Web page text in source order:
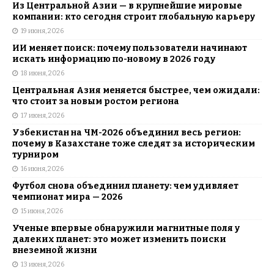
Из Центральной Азии — в крупнейшие мировые
компании: кто сегодня строит глобальную карьеру
19 июня, 2026
ИИ меняет поиск: почему пользователи начинают
искать информацию по-новому в 2026 году
18 июня, 2026
Центральная Азия меняется быстрее, чем ожидали:
что стоит за новым ростом региона
17 июня, 2026
Узбекистан на ЧМ-2026 объединил весь регион:
почему в Казахстане тоже следят за историческим
турниром
16 июня, 2026
Футбол снова объединил планету: чем удивляет
чемпионат мира — 2026
15 июня, 2026
Ученые впервые обнаружили магнитные поля у
далеких планет: это может изменить поиски
внеземной жизни
13 июня, 2026